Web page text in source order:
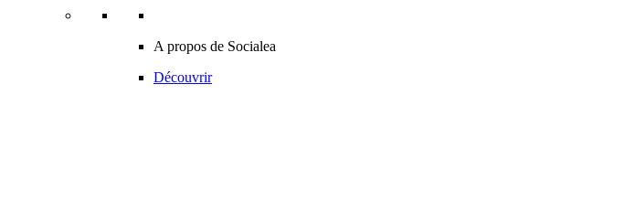
A propos de Socialea
Découvrir